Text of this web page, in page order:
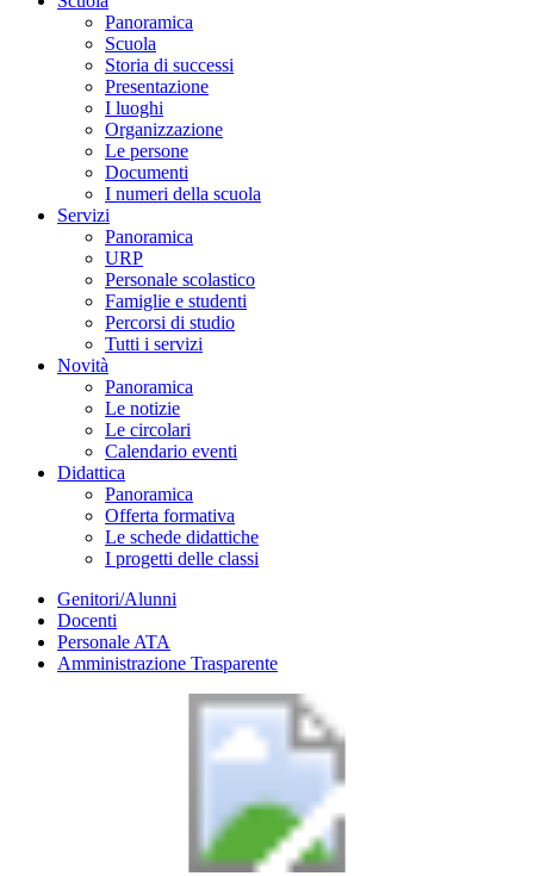
Panoramica
Scuola
Storia di successi
Presentazione
I luoghi
Organizzazione
Le persone
Documenti
I numeri della scuola
Servizi
Panoramica
URP
Personale scolastico
Famiglie e studenti
Percorsi di studio
Tutti i servizi
Novità
Panoramica
Le notizie
Le circolari
Calendario eventi
Didattica
Panoramica
Offerta formativa
Le schede didattiche
I progetti delle classi
Genitori/Alunni
Docenti
Personale ATA
Amministrazione Trasparente